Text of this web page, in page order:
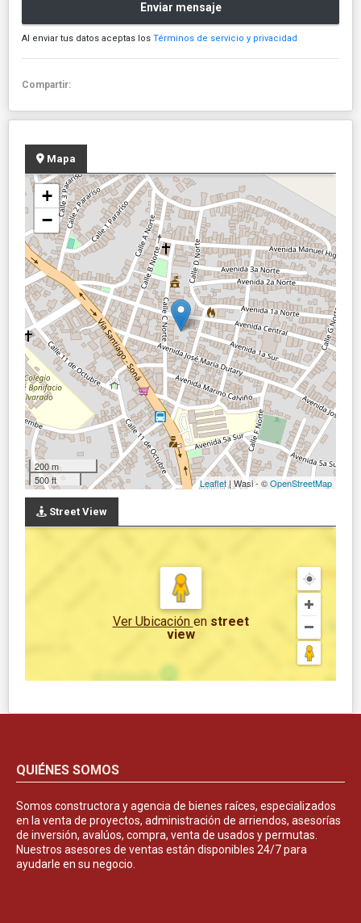
Enviar mensaje
Al enviar tus datos aceptas los Términos de servicio y privacidad
Compartir:
Mapa
+
−
200 m
500 ft
Leaflet| Wasi - ©OpenStreetMap
Street View
Ver Ubicación en street
view
QUIÉNES SOMOS
Somos constructora y agencia de bienes raíces, especializados
en la venta de proyectos, administración de arriendos, asesorías
de inversión, avalúos, compra, venta de usados y permutas.
Nuestros asesores de ventas están disponibles 24/7 para
ayudarle en su negocio.